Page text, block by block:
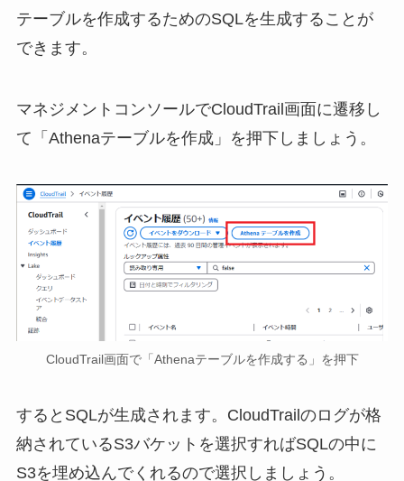
テーブルを作成するためのSQLを生成することが
できます。
マネジメントコンソールでCloudTrail画面に遷移し
て「Athenaテーブルを作成」を押下しましょう。
CloudTrail画面で「Athenaテーブルを作成する」を押下
するとSQLが生成されます。CloudTrailのログが格
納されているS3バケットを選択すればSQLの中に
S3を埋め込んでくれるので選択しましょう。